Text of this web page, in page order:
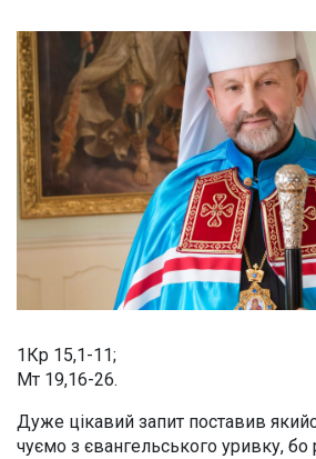
1Кр 15,1-11;
Мт 19,16-26.
Дуже цікавий запит поставив
чуємо з євангельського уривку,